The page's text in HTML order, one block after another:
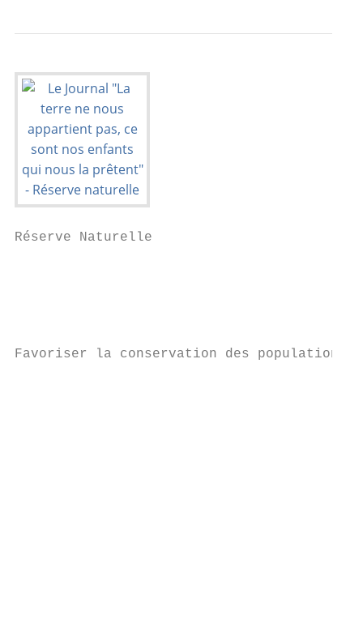
Réserve Naturelle
Favoriser la conservation des